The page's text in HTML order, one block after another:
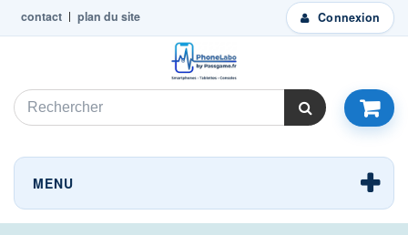
Connexion
contact plan du site
MENU